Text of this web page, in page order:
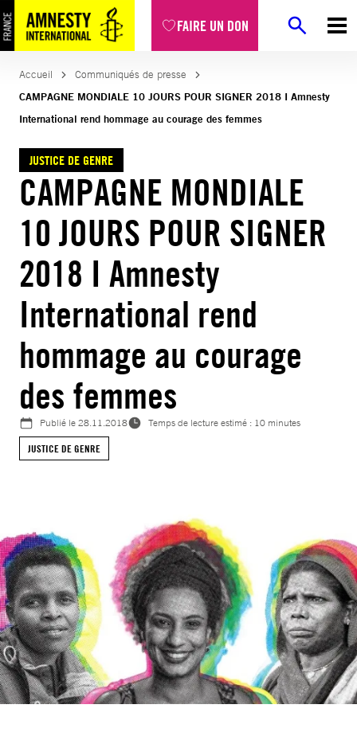
FAIRE UN DON
Aller
au
contenu
Accueil
Communiqués de presse
CAMPAGNE MONDIALE 10 JOURS POUR SIGNER 2018 I Amnesty
International rend hommage au courage des femmes
JUSTICE DE GENRE
CAMPAGNE MONDIALE
10 JOURS POUR SIGNER
2018 I Amnesty
International rend
hommage au courage
des femmes
Publié le28.11.2018
Temps de lecture estimé : 10 minutes
JUSTICE DE GENRE